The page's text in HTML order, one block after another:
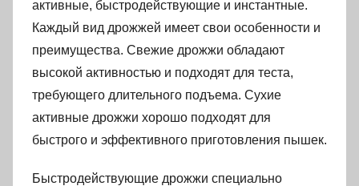
активные, быстродействующие и инстантные.
Каждый вид дрожжей имеет свои особенности и
преимущества. Свежие дрожжи обладают
высокой активностью и подходят для теста,
требующего длительного подъема. Сухие
активные дрожжи хорошо подходят для
быстрого и эффективного приготовления пышек.
Быстродействующие дрожжи специально